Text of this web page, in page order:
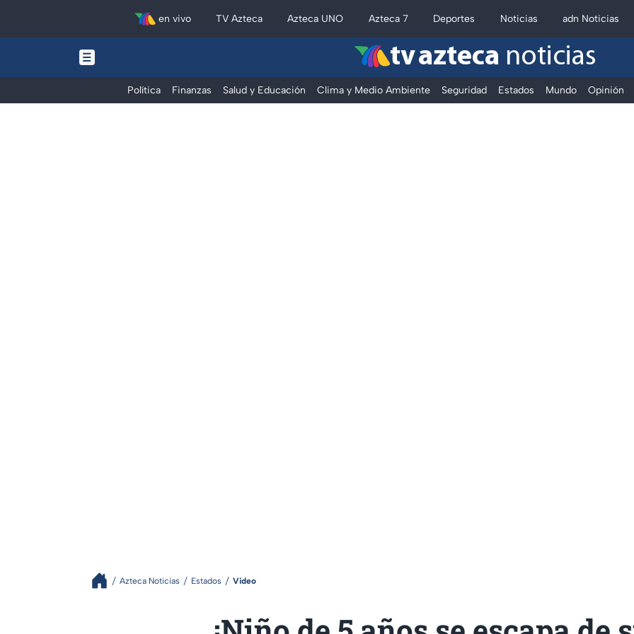
en vivo TV Azteca Azteca UNO Azteca 7 Deportes Noticias adn Noticias
tv azteca noticias
Política Finanzas Salud y Educación Clima y Medio Ambiente Seguridad Estados Mundo Opinión
Azteca Noticias Estados Video